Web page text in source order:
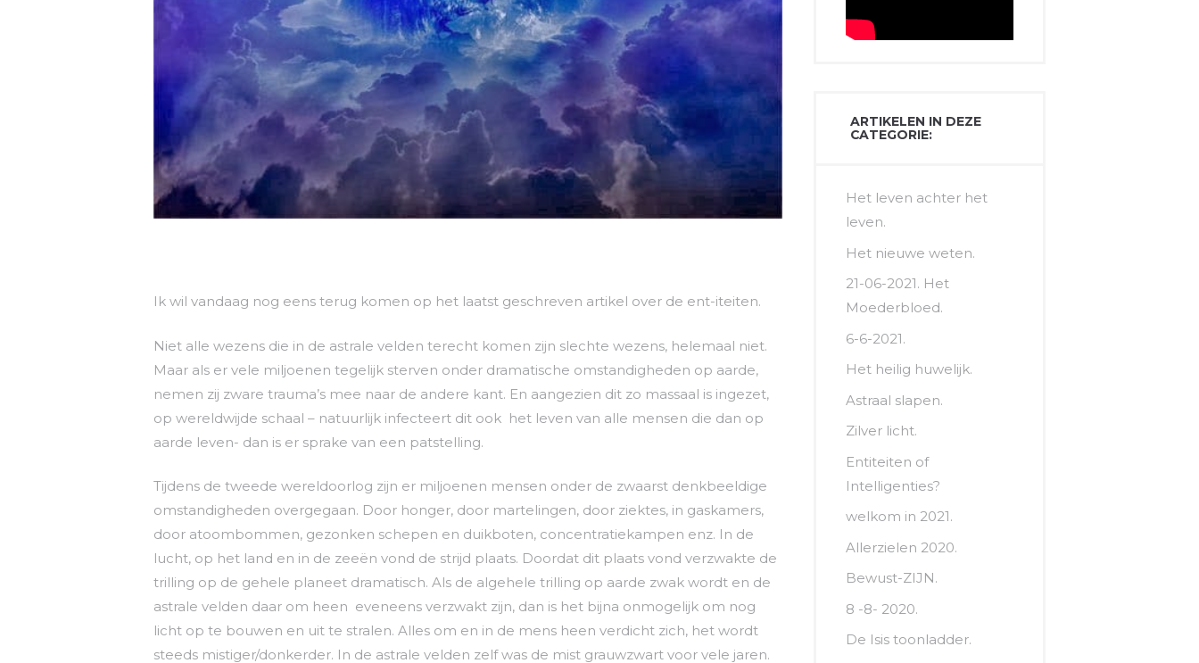
Ik wil vandaag nog eens terug komen op het laatst geschreven artikel over de ent-iteiten.
Niet alle wezens die in de astrale velden terecht komen zijn slechte wezens, helemaal niet.
Maar als er vele miljoenen tegelijk sterven onder dramatische omstandigheden op aarde,
nemen zij zware trauma’s mee naar de andere kant. En aangezien dit zo massaal is ingezet,
op wereldwijde schaal – natuurlijk infecteert dit ook het leven van alle mensen die dan op
aarde leven- dan is er sprake van een patstelling.
Tijdens de tweede wereldoorlog zijn er miljoenen mensen onder de zwaarst denkbeeldige
omstandigheden overgegaan. Door honger, door martelingen, door ziektes, in gaskamers,
door atoombommen, gezonken schepen en duikboten, concentratiekampen enz. In de
lucht, op het land en in de zeeën vond de strijd plaats. Doordat dit plaats vond verzwakte de
trilling op de gehele planeet dramatisch. Als de algehele trilling op aarde zwak wordt en de
astrale velden daar om heen eveneens verzwakt zijn, dan is het bijna onmogelijk om nog
licht op te bouwen en uit te stralen. Alles om en in de mens heen verdicht zich, het wordt
steeds mistiger/donkerder. In de astrale velden zelf was de mist grauwzwart voor vele jaren.
ARTIKELEN IN DEZE
CATEGORIE:
Het leven achter het
leven.
Het nieuwe weten.
21-06-2021. Het
Moederbloed.
6-6-2021.
Het heilig huwelijk.
Astraal slapen.
Zilver licht.
Entiteiten of
Intelligenties?
welkom in 2021.
Allerzielen 2020.
Bewust-ZIJN.
8 -8- 2020.
De Isis toonladder.